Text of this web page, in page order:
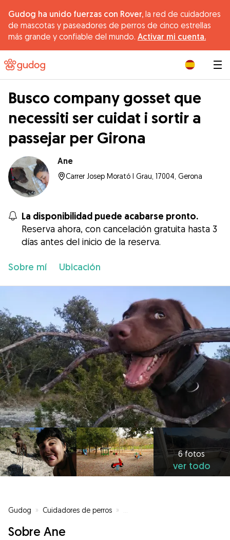
Gudog ha unido fuerzas con Rover, la red de cuidadores
de mascotas y paseadores de perros de cinco estrellas
más grande y confiable del mundo. Activar mi cuenta.
Busco company gosset que
necessiti ser cuidat i sortir a
passejar per Girona
Ane
Carrer Josep Morató I Grau, 17004, Gerona
La disponibilidad puede acabarse pronto.
Reserva ahora, con cancelación gratuita hasta 3
días antes del inicio de la reserva.
Sobre mí Ubicación
6 fotos
ver todo
Gudog » Cuidadores de perros »
Sobre Ane